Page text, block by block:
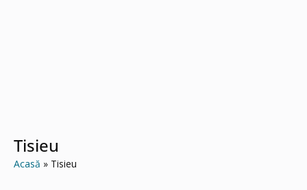
Tisieu
Acasă Tisieu